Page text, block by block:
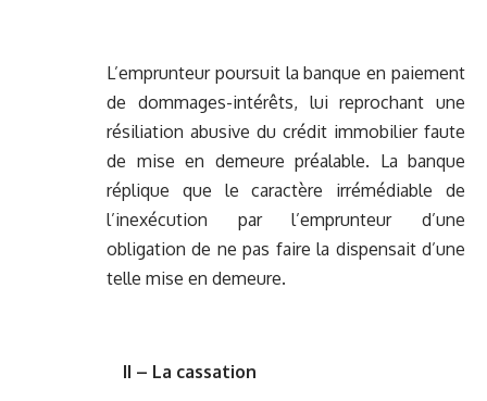
L’emprunteur poursuit la banque en paiement
de dommages-intérêts, lui reprochant une
résiliation abusive du crédit immobilier faute
de mise en demeure préalable. La banque
réplique que le caractère irrémédiable de
l’inexécution par l’emprunteur d’une
obligation de ne pas faire la dispensait d’une
telle mise en demeure.
II – La cassation